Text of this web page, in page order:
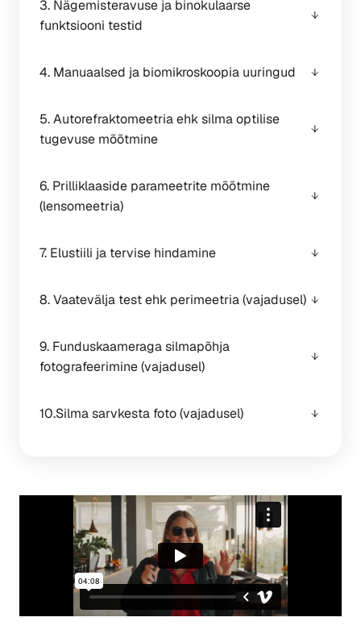
3. Nägemisteravuse ja binokulaarse
funktsiooni testid
4. Manuaalsed ja biomikroskoopia uuringud
5. Autorefraktomeetria ehk silma optilise
tugevuse mõõtmine
6. Prilliklaaside parameetrite mõõtmine
(lensomeetria)
7. Elustiili ja tervise hindamine
8. Vaatevälja test ehk perimeetria (vajadusel)
9. Funduskaameraga silmapõhja
fotografeerimine (vajadusel)
10.Silma sarvkesta foto (vajadusel)